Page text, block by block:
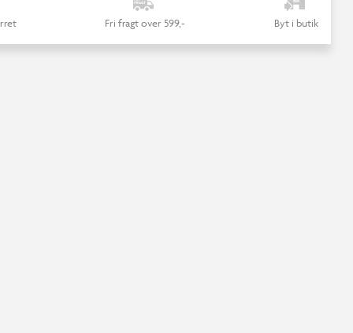
Fri fragt over 599,- Byt i butik